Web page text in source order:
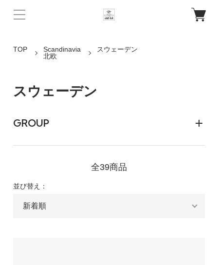
TOP
Scandinavia
北欧
スウェーデン
スウェーデン
GROUP
全39商品
並び替え：